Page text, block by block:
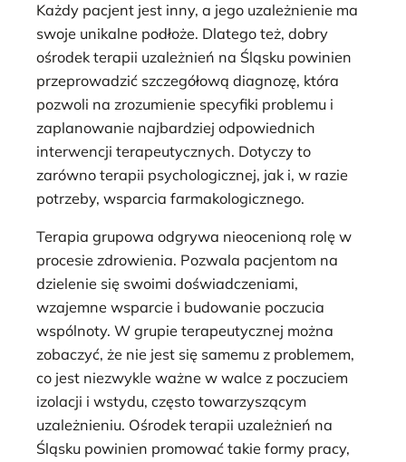
Każdy pacjent jest inny, a jego uzależnienie ma
swoje unikalne podłoże. Dlatego też, dobry
ośrodek terapii uzależnień na Śląsku powinien
przeprowadzić szczegółową diagnozę, która
pozwoli na zrozumienie specyfiki problemu i
zaplanowanie najbardziej odpowiednich
interwencji terapeutycznych. Dotyczy to
zarówno terapii psychologicznej, jak i, w razie
potrzeby, wsparcia farmakologicznego.
Terapia grupowa odgrywa nieocenioną rolę w
procesie zdrowienia. Pozwala pacjentom na
dzielenie się swoimi doświadczeniami,
wzajemne wsparcie i budowanie poczucia
wspólnoty. W grupie terapeutycznej można
zobaczyć, że nie jest się samemu z problemem,
co jest niezwykle ważne w walce z poczuciem
izolacji i wstydu, często towarzyszącym
uzależnieniu. Ośrodek terapii uzależnień na
Śląsku powinien promować takie formy pracy,